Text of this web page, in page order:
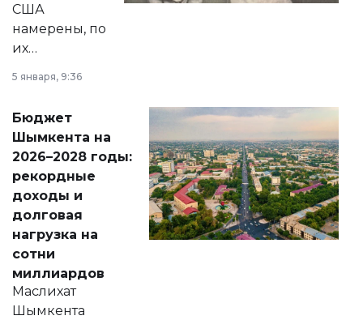
США
намерены, по
их
принести
народу
Венесуэлы.
5 января, 9:36
Бюджет
Шымкента на
2026–2028 годы:
рекордные
доходы и
долговая
нагрузка на
сотни
миллиардов
Маслихат
Шымкента